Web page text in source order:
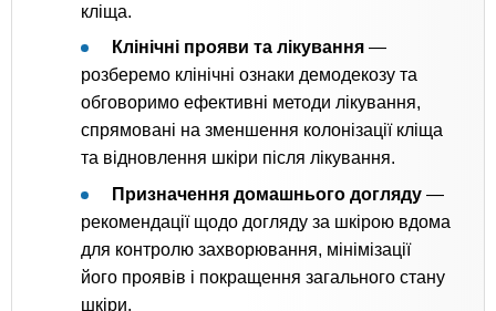
кліща.
Клінічні прояви та лікування —
розберемо клінічні ознаки демодекозу та
обговоримо ефективні методи лікування,
спрямовані на зменшення колонізації кліща
та відновлення шкіри після лікування.
Призначення домашнього догляду —
рекомендації щодо догляду за шкірою вдома
для контролю захворювання, мінімізації
його проявів і покращення загального стану
шкіри.